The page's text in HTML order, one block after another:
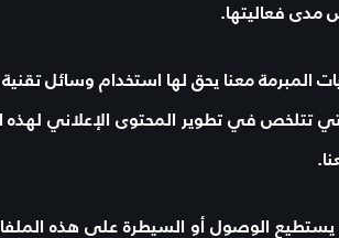
مدى فعاليتها.
المبرمة معنا يحق لها استخدام وسائل
تتلخص في تطوير المحتوى الإعلاني
يستطيع الوصول أو السيطرة على هذه